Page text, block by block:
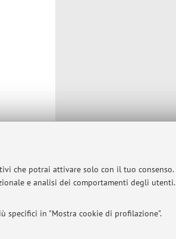
che potrai attivare solo con il tuo consenso.
e analisi dei comportamenti degli utenti.
specifici in "Mostra cookie di profilazione".